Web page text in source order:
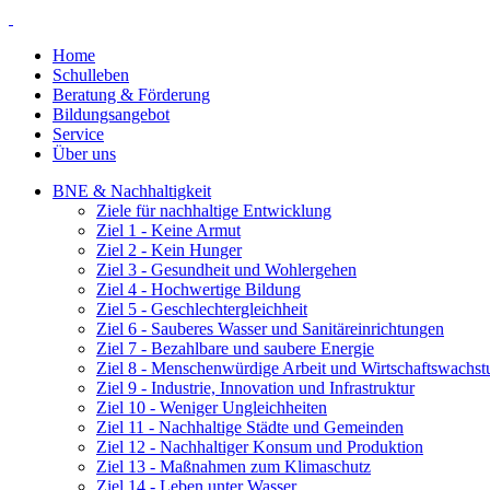
Home
Schulleben
Beratung & Förderung
Bildungsangebot
Service
Über uns
BNE & Nachhaltigkeit
Ziele für nachhaltige Entwicklung
Ziel 1 - Keine Armut
Ziel 2 - Kein Hunger
Ziel 3 - Gesundheit und Wohlergehen
Ziel 4 - Hochwertige Bildung
Ziel 5 - Geschlechtergleichheit
Ziel 6 - Sauberes Wasser und Sanitäreinrichtungen
Ziel 7 - Bezahlbare und saubere Energie
Ziel 8 - Menschenwürdige Arbeit und
Ziel 9 - Industrie, Innovation und Infrastruktur
Ziel 10 - Weniger Ungleichheiten
Ziel 11 - Nachhaltige Städte und Gemeinden
Ziel 12 - Nachhaltiger Konsum und Produktion
Ziel 13 - Maßnahmen zum Klimaschutz
Ziel 14 - Leben unter Wasser